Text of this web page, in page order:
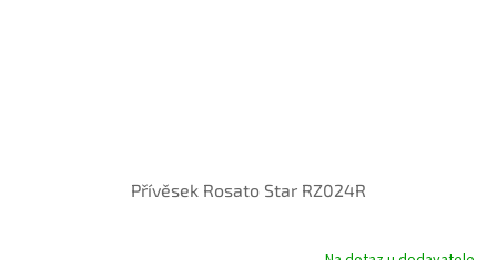
Přívěsek Rosato Star RZ024R